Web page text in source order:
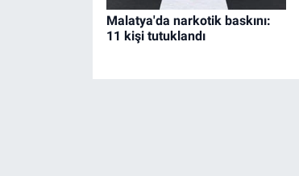
Malatya'da narkotik baskını:
11 kişi tutuklandı